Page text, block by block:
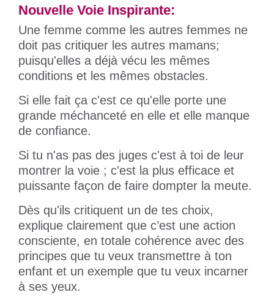
Nouvelle Voie Inspirante:
Une femme comme les autres femmes ne
doit pas critiquer les autres mamans;
puisqu'elles a déjà vécu les mêmes
conditions et les mêmes obstacles.
Si elle fait ça c'est ce qu'elle porte une
grande méchanceté en elle et elle manque
de confiance.
Si tu n'as pas des juges c'est à toi de leur
montrer la voie ; c'est la plus efficace et
puissante façon de faire dompter la meute.
Dès qu'ils critiquent un de tes choix,
explique clairement que c’est une action
consciente, en totale cohérence avec des
principes que tu veux transmettre à ton
enfant et un exemple que tu veux incarner
à ses yeux.